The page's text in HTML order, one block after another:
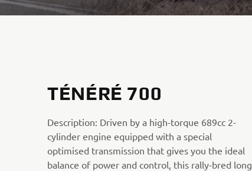
TÉNÉRÉ 700
Description: Driven by a high-torque 689cc 2-
cylinder engine equipped with a special
optimised transmission that gives you the ideal
balance of power and control, this rally-bred long